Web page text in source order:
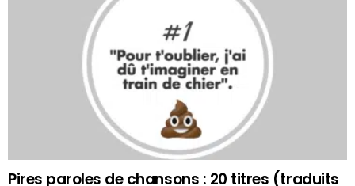
Pires paroles de chansons : 20 titres (traduits